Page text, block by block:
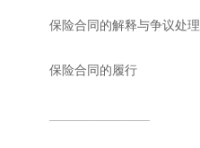
保险合同的解释与争议处理
保险合同的履行